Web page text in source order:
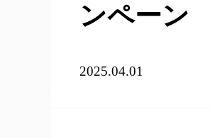
ンペーン
2025.04.01